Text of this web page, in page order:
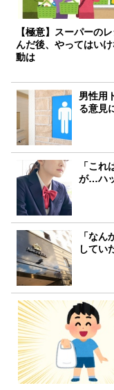
【極意】スーパーの
んだ後、やってはい
動は
男性用
る意見
「こ
が…ハ
「な
してい